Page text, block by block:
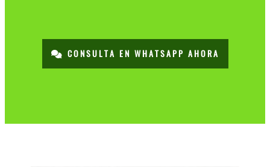
CONSULTA EN WHATSAPP AHORA